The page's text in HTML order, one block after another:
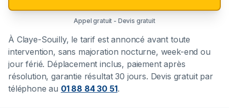
Appel gratuit - Devis gratuit
À Claye-Souilly, le tarif est annoncé avant toute
intervention, sans majoration nocturne, week-end ou
jour férié. Déplacement inclus, paiement après
résolution, garantie résultat 30 jours. Devis gratuit par
téléphone au 01 88 84 30 51.